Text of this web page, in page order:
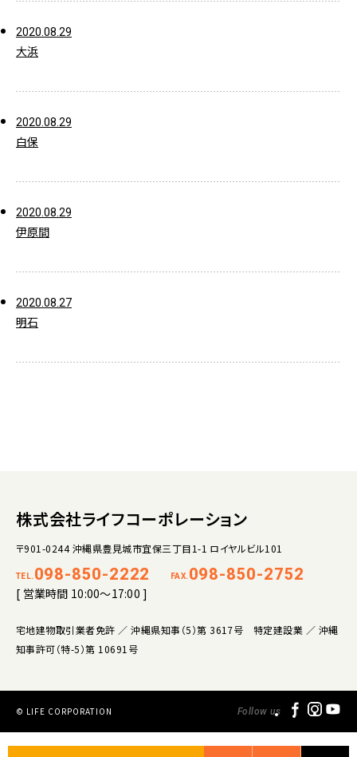
2020.08.29
大浜
2020.08.29
白保
2020.08.29
伊原間
2020.08.27
明石
株式会社ライフコーポレーション
〒901-0244 沖縄県豊見城市宜保三丁目1-1 ロイヤルビル101
TEL. 098-850-2222 FAX. 098-850-2752
[ 営業時間 10:00～17:00 ]
宅地建物取引業者免許 ／ 沖縄県知事（5）第 3617号 特定建設業 ／ 沖縄
知事許可（特-5）第 10691号
© LIFE CORPORATION Follow us